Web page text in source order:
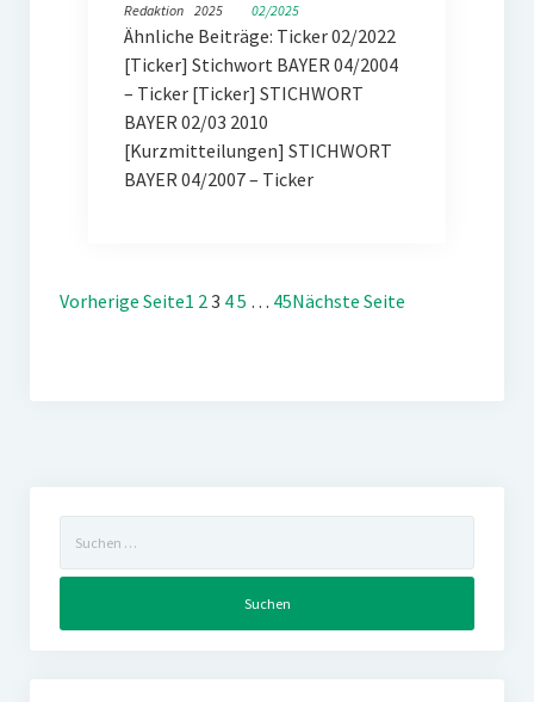
Redaktion
2025
02/2025
Ähnliche Beiträge: Ticker 02/2022
[Ticker] Stichwort BAYER 04/2004
– Ticker [Ticker] STICHWORT
BAYER 02/03 2010
[Kurzmitteilungen] STICHWORT
BAYER 04/2007 – Ticker
Vorherige Seite1 23 45 … 45Nächste Seite
nach: